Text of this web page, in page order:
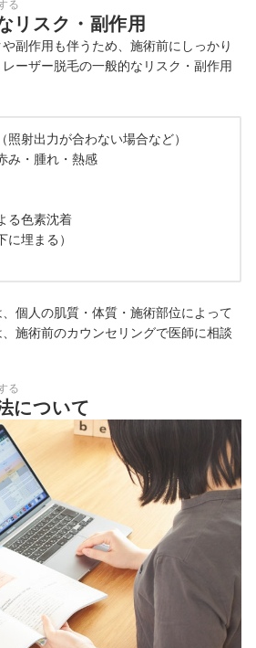
る
リスク・副作用
副作用も伴うため、施術前にしっかり
ーザー脱毛の一般的なリスク・副作用
照射出力が合わない場合など）
み・腫れ・熱感
る色素沈着
埋まる）
個人の肌質・体質・施術部位によって
施術前のカウンセリングで医師に相談
る
について